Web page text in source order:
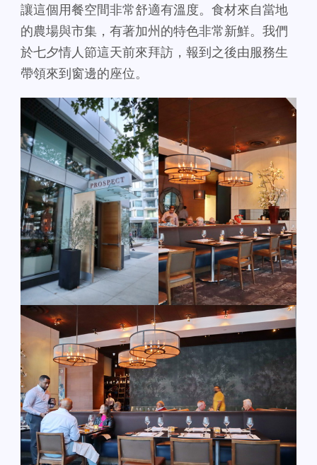
讓這個用餐空間非常舒適有溫度。食材來自當地
的農場與市集，有著加州的特色非常新鮮。我們
於七夕情人節這天前來拜訪，報到之後由服務生
帶領來到窗邊的座位。